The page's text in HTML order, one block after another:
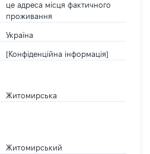
це адреса місця фактичного
проживання
Україна
[Конфіденційна інформація]
Житомирська
Житомирський